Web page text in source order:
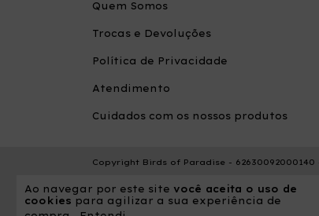
Ao navegar por este site você aceita o uso de
cookies para agilizar a sua experiência de
Quem Somos
Trocas e Devoluções
Política de Privacidade
Atendimento
Cuidados com os nossos produtos
Copyright Birds of Paradise -